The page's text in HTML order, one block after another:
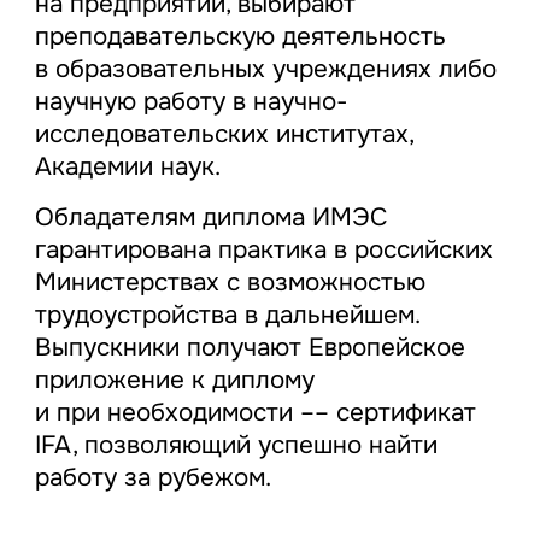
преподавательскую деятельность
в образовательных учреждениях либо
научную работу в научно-
исследовательских институтах,
Академии наук.
Обладателям диплома ИМЭС
гарантирована практика в российских
Министерствах с возможностью
трудоустройства в дальнейшем.
Выпускники получают Европейское
приложение к диплому
и при необходимости –– сертификат
IFA, позволяющий успешно найти
работу за рубежом.